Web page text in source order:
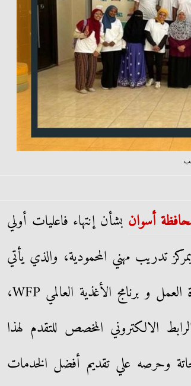
أسوان بشأن إنتهاء فاعليات أولي
تدريب مهني المحمودية، والذي يأتي
في إطار تنفيذ برتوكول التعاون الموقع بين وزارة العمل و برنامج الأغذية العالمي WFP،
الالكتروني المخصص للتقدم لهذا
وحرصه علي تقديم أفضل الخدمات